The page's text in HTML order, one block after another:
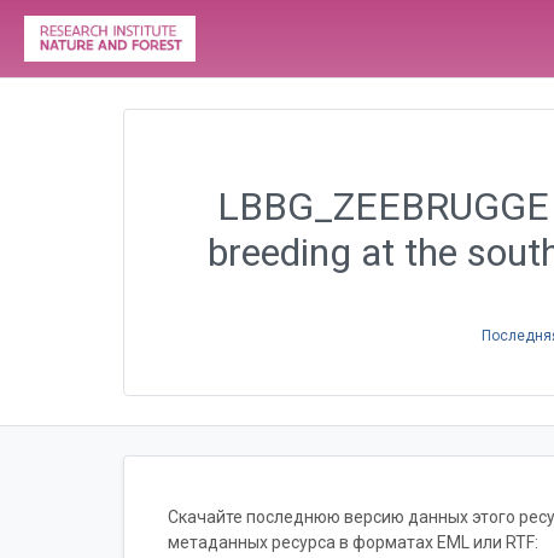
breeding at the
Скачайте последнюю версию данных этого
метаданных ресурса в форматах EML или RTF: